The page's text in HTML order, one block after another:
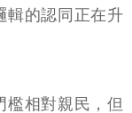
輯的認同正在升
檻相對親民，但